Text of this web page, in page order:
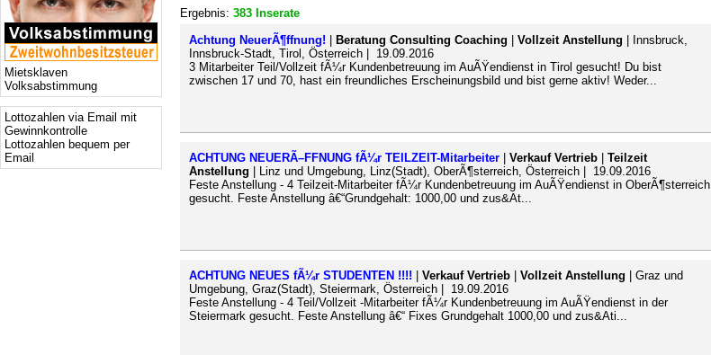
Mietsklaven
Volksabstimmung
Lottozahlen via Email mit
Gewinnkontrolle
Lottozahlen bequem per
Email
Ergebnis: 383 Inserate
Achtung NeuerÃ¶ffnung!
Beratung Consulting Coaching Vollzeit Anstellung | Innsbruck,
Innsbruck-Stadt, Tirol, Österreich | 19.09.2016
3 Mitarbeiter Teil/Vollzeit fÃ¼r Kundenbetreuung im AuÃŸendienst in Tirol gesucht! Du bist
zwischen 17 und 70, hast ein freundliches Erscheinungsbild und bist gerne aktiv! Weder...
ACHTUNG NEUERÃ–FFNUNG fÃ¼r TEILZEIT-Mitarbeiter Verkauf Vertrieb
Teilzeit
Anstellung | Linz und Umgebung, Linz(Stadt), OberÃ¶sterreich, Österreich | 19.09.2016
Feste Anstellung - 4 Teilzeit-Mitarbeiter fÃ¼r Kundenbetreuung im AuÃŸendienst in OberÃ¶sterreich
gesucht. Feste Anstellung â€“Grundgehalt: 1000,00 und zus&At...
ACHTUNG NEUES fÃ¼r STUDENTEN !!!! Verkauf Vertrieb Vollzeit Anstellung | Graz und
Umgebung, Graz(Stadt), Steiermark, Österreich | 19.09.2016
Feste Anstellung - 4 Teil/Vollzeit -Mitarbeiter fÃ¼r Kundenbetreuung im AuÃŸendienst in der
Steiermark gesucht. Feste Anstellung â€“ Fixes Grundgehalt 1000,00 und zus&Ati...